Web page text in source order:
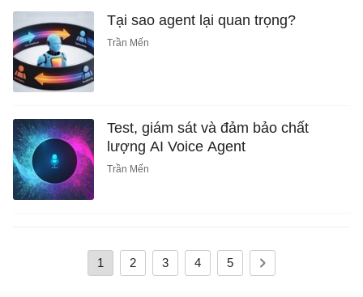
Tại sao agent lại quan trọng?
Trần Mến
Test, giám sát và đảm bảo chất
lượng AI Voice Agent
Trần Mến
1 2 3 4 5